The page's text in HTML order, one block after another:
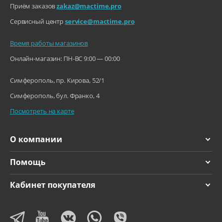
отой 30 кадров в секунду
HD-видео 1080p с час
тотой 25, 30 или 60 кадро
в в секунду
Стабилизация:
Функции и технологии:
жения
Трёхкратное увеличе
C и H.264
О компании
Помощь
Кабинет покупателя
Приём заказовzakaz@mactime.pro
Сервисный центрservice@mactime.pro
Время работы магазинов
Онлайн-магазин: ПН-ВС 9:00 — 00:00
Симферополь, пр. Кирова, 52/1
Симферополь, бул. Франко, 4
Посмотреть на карте